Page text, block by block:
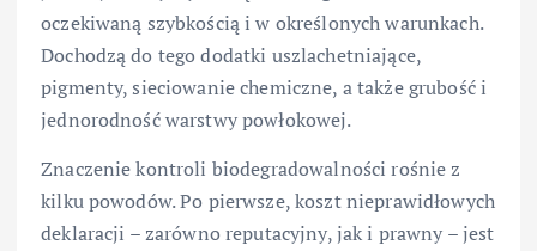
oczekiwaną szybkością i w określonych warunkach.
Dochodzą do tego dodatki uszlachetniające,
pigmenty, sieciowanie chemiczne, a także grubość i
jednorodność warstwy powłokowej.
Znaczenie kontroli biodegradowalności rośnie z
kilku powodów. Po pierwsze, koszt nieprawidłowych
deklaracji – zarówno reputacyjny, jak i prawny – jest